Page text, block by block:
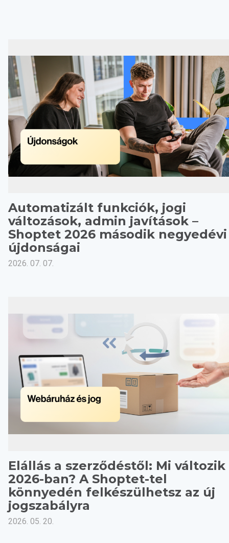
Automatizált funkciók, jogi
változások, admin javítások –
Shoptet 2026 második negyedévi
újdonságai
2026. 07. 07.
Elállás a szerződéstől: Mi változik
2026-ban? A Shoptet-tel
könnyedén felkészülhetsz az új
jogszabályra
2026. 05. 20.